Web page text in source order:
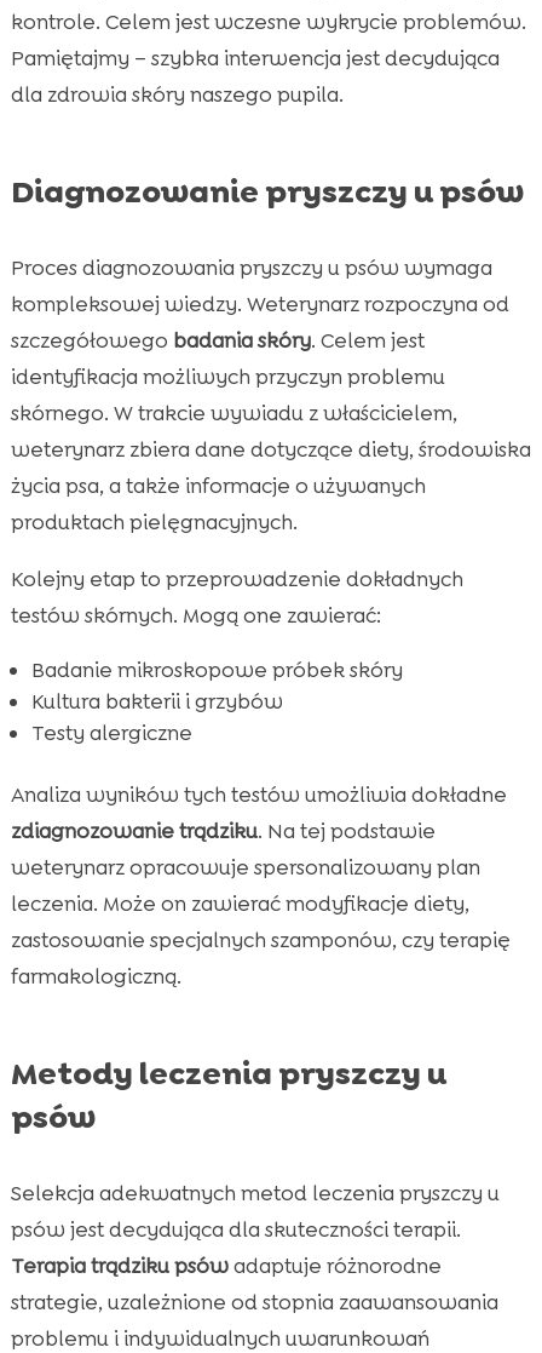
kontrole. Celem jest wczesne wykrycie problemów.
Pamiętajmy – szybka interwencja jest decydująca
dla zdrowia skóry naszego pupila.
Diagnozowanie pryszczy u psów
Proces diagnozowania pryszczy u psów wymaga
kompleksowej wiedzy. Weterynarz rozpoczyna od
szczegółowego badania skóry. Celem jest
identyfikacja możliwych przyczyn problemu
skórnego. W trakcie wywiadu z właścicielem,
weterynarz zbiera dane dotyczące diety, środowiska
życia psa, a także informacje o używanych
produktach pielęgnacyjnych.
Kolejny etap to przeprowadzenie dokładnych
testów skórnych. Mogą one zawierać:
Badanie mikroskopowe próbek skóry
Kultura bakterii i grzybów
Testy alergiczne
Analiza wyników tych testów umożliwia dokładne
zdiagnozowanie trądziku. Na tej podstawie
weterynarz opracowuje spersonalizowany plan
leczenia. Może on zawierać modyfikacje diety,
zastosowanie specjalnych szamponów, czy terapię
farmakologiczną.
Metody leczenia pryszczy u
psów
Selekcja adekwatnych metod leczenia pryszczy u
psów jest decydująca dla skuteczności terapii.
Terapia trądziku psówadaptuje różnorodne
strategie, uzależnione od stopnia zaawansowania
problemu i indywidualnych uwarunkowań